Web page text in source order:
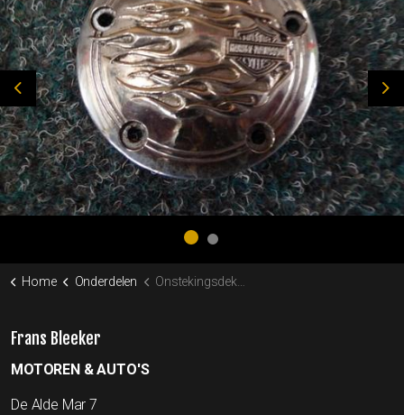
Previous
Home Onderdelen Onstekingsdeksel point cover flames tc loc.21
Frans Bleeker
MOTOREN & AUTO'S
De Alde Mar 7